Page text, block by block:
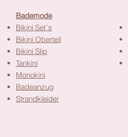
Bademode
Bikini Set´s
Bikini Oberteil
Bikini Slip
Tankini
Monokini
Badeanzug
Strandkleider